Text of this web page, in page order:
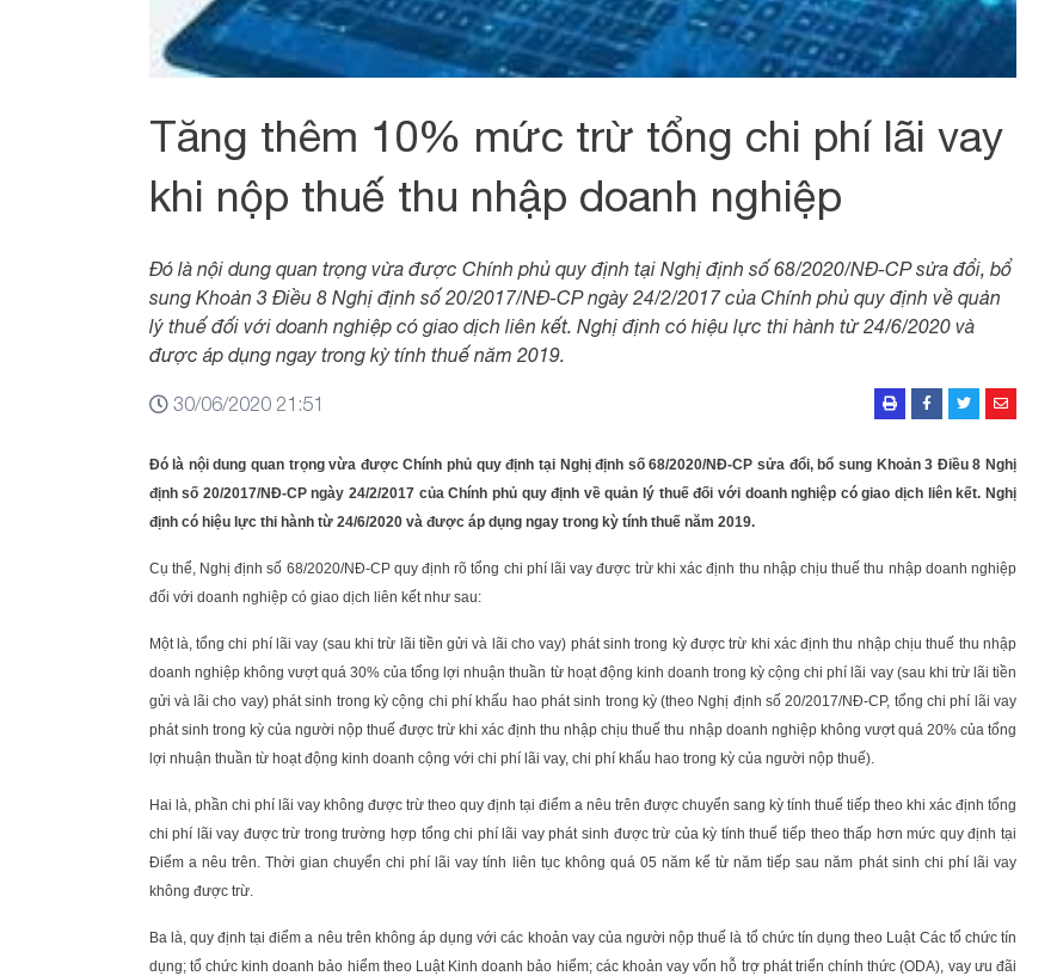
Tăng thêm 10% mức trừ tổng chi phí lãi vay
khi nộp thuế thu nhập doanh nghiệp
Đó là nội dung quan trọng vừa được Chính phủ quy định tại Nghị định số 68/2020/NĐ-CP sửa đổi, bổ
sung Khoản 3 Điều 8 Nghị định số 20/2017/NĐ-CP ngày 24/2/2017 của Chính phủ quy định về quản
lý thuế đối với doanh nghiệp có giao dịch liên kết. Nghị định có hiệu lực thi hành từ 24/6/2020 và
được áp dụng ngay trong kỳ tính thuế năm 2019.
30/06/2020 21:51
Đó là nội dung quan trọng vừa được Chính phủ quy định tại Nghị định số 68/2020/NĐ-CP sửa đổi, bổ sung Khoản 3 Điều 8 Nghị
định số 20/2017/NĐ-CP ngày 24/2/2017 của Chính phủ quy định về quản lý thuế đối với doanh nghiệp có giao dịch liên kết. Nghị
định có hiệu lực thi hành từ 24/6/2020 và được áp dụng ngay trong kỳ tính thuế năm 2019.
Cụ thể, Nghị định số 68/2020/NĐ-CP quy định rõ tổng chi phí lãi vay được trừ khi xác định thu nhập chịu thuế thu nhập doanh nghiệp
đối với doanh nghiệp có giao dịch liên kết như sau:
Một là, tổng chi phí lãi vay (sau khi trừ lãi tiền gửi và lãi cho vay) phát sinh trong kỳ được trừ khi xác định thu nhập chịu thuế thu nhập
doanh nghiệp không vượt quá 30% của tổng lợi nhuận thuần từ hoạt động kinh doanh trong kỳ cộng chi phí lãi vay (sau khi trừ lãi tiền
gửi và lãi cho vay) phát sinh trong kỳ cộng chi phí khấu hao phát sinh trong kỳ (theo Nghị định số 20/2017/NĐ-CP, tổng chi phí lãi vay
phát sinh trong kỳ của người nộp thuế được trừ khi xác định thu nhập chịu thuế thu nhập doanh nghiệp không vượt quá 20% của tổng
lợi nhuận thuần từ hoạt động kinh doanh cộng với chi phí lãi vay, chi phí khấu hao trong kỳ của người nộp thuế).
Hai là, phần chi phí lãi vay không được trừ theo quy định tại điểm a nêu trên được chuyển sang kỳ tính thuế tiếp theo khi xác định tổng
chi phí lãi vay được trừ trong trường hợp tổng chi phí lãi vay phát sinh được trừ của kỳ tính thuế tiếp theo thấp hơn mức quy định tại
Điểm a nêu trên. Thời gian chuyển chi phí lãi vay tính liên tục không quá 05 năm kể từ năm tiếp sau năm phát sinh chi phí lãi vay
không được trừ.
Ba là, quy định tại điểm a nêu trên không áp dụng với các khoản vay của người nộp thuế là tổ chức tín dụng theo Luật Các tổ chức tín
dụng; tổ chức kinh doanh bảo hiểm theo Luật Kinh doanh bảo hiểm; các khoản vay vốn hỗ trợ phát triển chính thức (ODA), vay ưu đãi